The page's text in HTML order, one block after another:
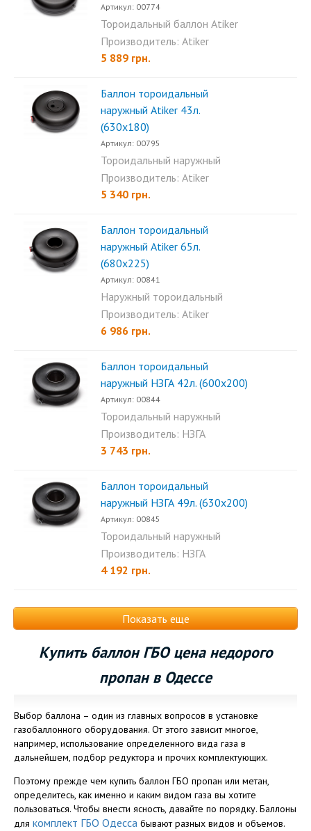
Артикул: 00774
Тороидальный баллон Atiker
51л (650×200) - это...
Производитель: Atiker
5 889 грн.
Баллон тороидальный
наружный Аtiker 43л.
(630х180)
Артикул: 00795
Тороидальный наружный
баллон Atiker 43л (630x180)...
Производитель: Atiker
5 340 грн.
Баллон тороидальный
наружный Аtiker 65л.
(680х225)
Артикул: 00841
Наружный тороидальный
пропановый баллон Atiker...
Производитель: Atiker
6 986 грн.
Баллон тороидальный
наружный НЗГА 42л. (600х200)
Артикул: 00844
Тороидальный наружный
баллон НЗГА 42л. (600х200)...
Производитель: НЗГА
3 743 грн.
Баллон тороидальный
наружный НЗГА 49л. (630х200)
Артикул: 00845
Тороидальный наружный
баллон НЗГА 49л. (630х200)...
Производитель: НЗГА
4 192 грн.
Показать еще
Купить баллон ГБО цена недорого
пропан в Одессе
Выбор баллона – один из главных вопросов в установке
газобаллонного оборудования. От этого зависит многое,
например, использование определенного вида газа в
дальнейшем, подбор редуктора и прочих комплектующих.
Поэтому прежде чем купить баллон ГБО пропан или метан,
определитесь, как именно и каким видом газа вы хотите
пользоваться. Чтобы внести ясность, давайте по порядку. Баллоны
для комплект ГБО Одесса бывают разных видов и объемов.